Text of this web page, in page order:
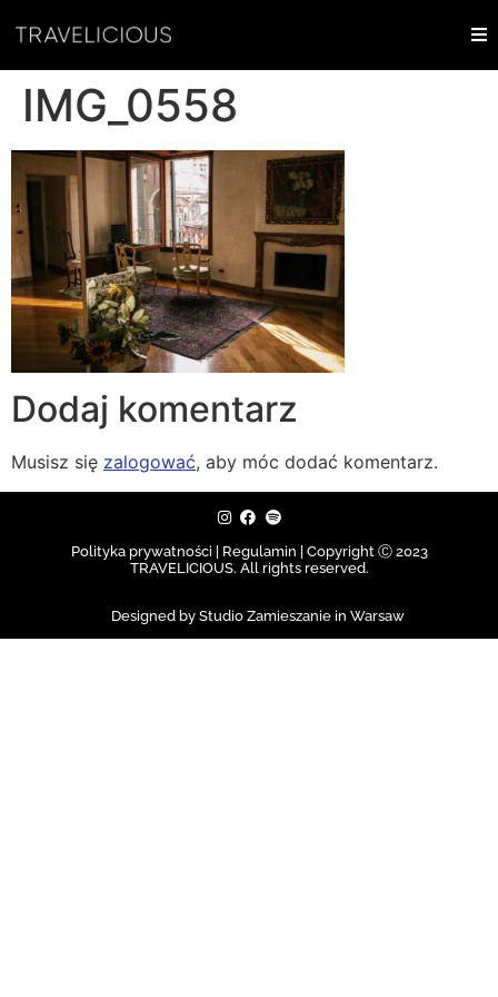
IMG_0558
Dodaj komentarz
Musisz się zalogować, aby móc dodać komentarz.
Polityka prywatności | Regulamin | Copyright Ⓒ 2023
TRAVELICIOUS. All rights reserved.
Designed by Studio Zamieszanie in Warsaw